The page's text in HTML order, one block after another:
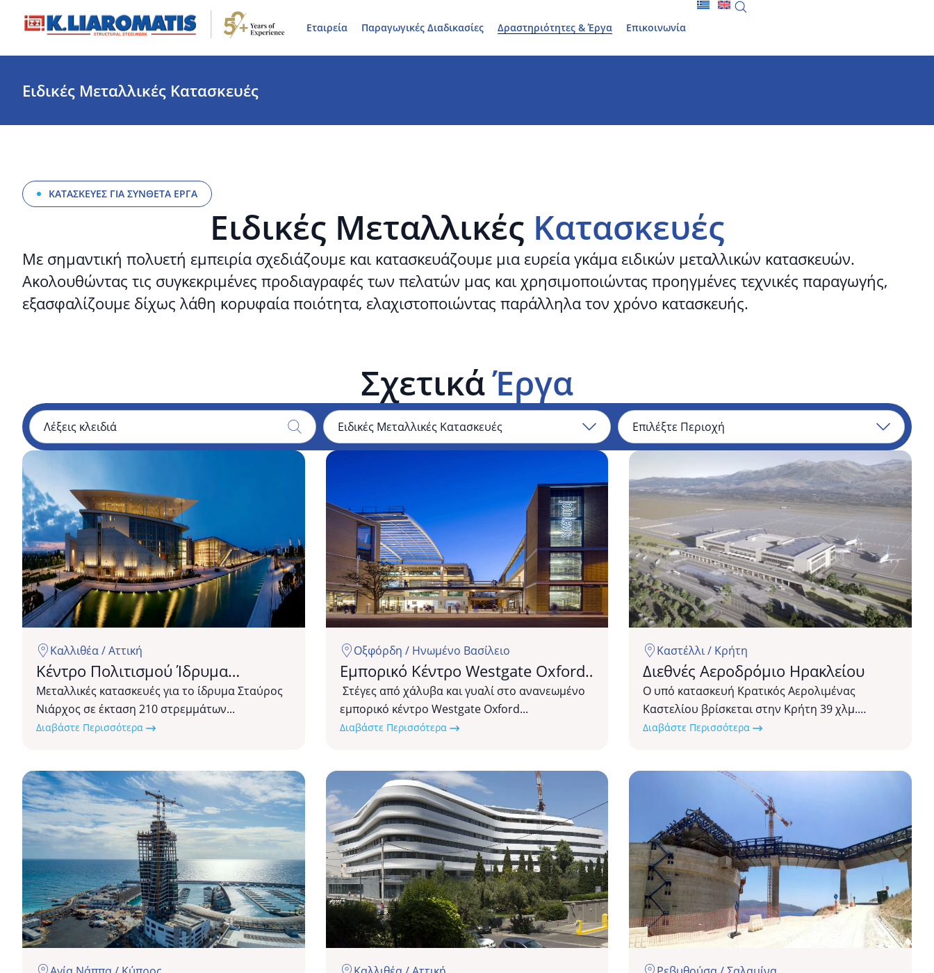
Εταιρεία Παραγωγικές Διαδικασίες Δραστηριότητες & Έργα Επικοινωνία
Ειδικές Μεταλλικές Κατασκευές
ΚΑΤΑΣΚΕΥΈΣ ΓΙΑ ΣΎΝΘΕΤΑ ΈΡΓΑ
Ειδικές Μεταλλικές Κατασκευές
Με σημαντική πολυετή εμπειρία σχεδιάζουμε και κατασκευάζουμε μια ευρεία γκάμα ειδικών μεταλλικών κατασκευών.
Ακολουθώντας τις συγκεκριμένες προδιαγραφές των πελατών μας και χρησιμοποιώντας προηγμένες τεχνικές παραγωγής,
εξασφαλίζουμε δίχως λάθη κορυφαία ποιότητα, ελαχιστοποιώντας παράλληλα τον χρόνο κατασκευής.
ΣχετικάΈργα
Τομείς
Επιλέξτε
Περιοχή
Κέντρο
Πολιτισμού
Ίδρυμα
Σταύρος
Νιάρχος
Καλλιθέα / Αττική
Κέντρο Πολιτισμού Ίδρυμα
Σταύρος Νιάρχος
Μεταλλικές κατασκευές για το ίδρυμα Σταύρος
Νιάρχος σε έκταση 210 στρεμμάτων...
Διαβάστε Περισσότερα
Εμπορικό
Oxford
Οξφόρδη / Ηνωμένο Βασίλειο
Εμπορικό Κέντρο Westgate Oxford
Mall
Στέγες από χάλυβα και γυαλί στο ανανεωμένο
εμπορικό κέντρο Westgate Oxford...
Διαβάστε Περισσότερα
Διεθνές
Αεροδρόμιο
Ηρακλείου
Καστέλλι / Κρήτη
Διεθνές Αεροδρόμιο Ηρακλείου
Ο υπό κατασκευή Κρατικός Αερολιμένας
Καστελίου βρίσκεται στην Κρήτη 39 χλμ.
νοτιοανατολικά του Ηρακλείου, με σκοπό να
Διαβάστε Περισσότερα
Πύργος
Μαρίνας
στην
Αγία
Κύπρου
Συγκρότημα
Γραφείων
Ναυτιλιακής
Εταιρίας
Maran
Dry
Management
Σταθμός
Αερίου
Ρεβυθούσας